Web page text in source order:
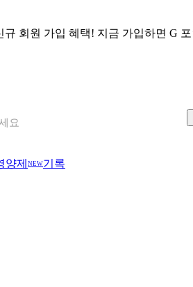
규 회원 가입 혜택! 지금 가입하면 G
요
양제 NEW기록